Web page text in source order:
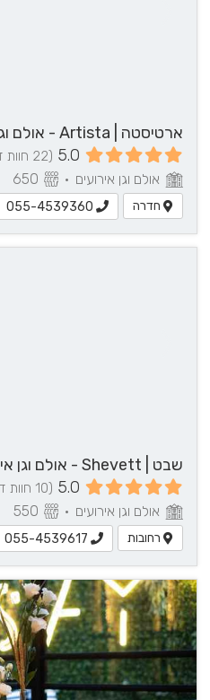
ארטיסטה | Artista - אולם וגן אירועים בשרון
5.0 (22 חוות דעת)
אולם וגן אירועים •
חדרה 055-4539360
5.0 (10 חוות דעת)
אולם וגן אירועים •
רחובות 055-4539617